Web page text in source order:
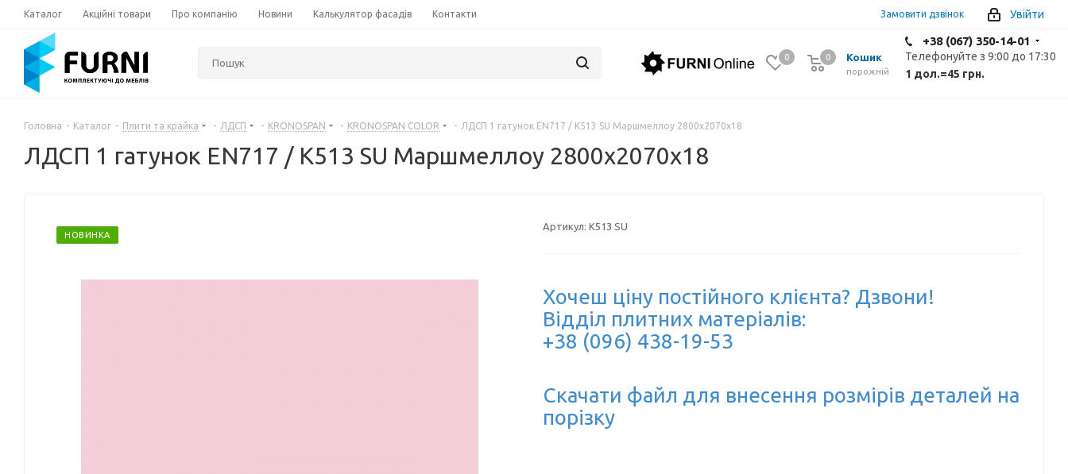
Каталог Акційні товари Про компанію Новини Калькулятор фасадів Контакти Увійти
Замовити дзвінок
+38 (067) 350-14-01
Телефонуйте з 9:00 до 17:30
1 дол.=45 грн.
0 Кошик
0
порожній
0
Головна - Каталог - Плити та крайка - ЛДСП - KRONOSPAN - KRONOSPAN COLOR - ЛДСП 1 гатунок EN717 / K513 SU Маршмеллоу 2800х2070х18
ЛДСП 1 гатунок EN717 / K513 SU Маршмеллоу 2800х2070х18
НОВИНКА
Артикул: K513 SU
Хочеш ціну постійного клієнта? Дзвони!
Відділ плитних матеріалів:
+38 (096) 438-19-53
Скачати файл для внесення розмірів деталей на
порізку